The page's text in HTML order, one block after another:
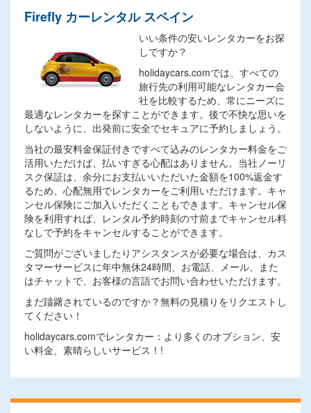
Firefly カーレンタル スペイン
いい条件の安いレンタカーをお探
しですか？
holidaycars.comでは、すべての
旅行先の利用可能なレンタカー会
社を比較するため、常にニーズに
最適なレンタカーを探すことができます。後で不快な思いを
しないように、出発前に安全でセキュアに予約しましょう。
当社の最安料金保証付きですべて込みのレンタカー料金をご
活用いただけば、払いすぎる心配はありません。当社ノーリ
スク保証は、余分にお支払いいただいた金額を100%返金す
るため、心配無用でレンタカーをご利用いただけます。キャ
ンセル保険にご加入いただくこともできます。キャンセル保
険を利用すれば、レンタル予約時刻の寸前までキャンセル料
なしで予約をキャンセルすることができます。
ご質問がございましたりアシスタンスが必要な場合は、カス
タマーサービスに年中無休24時間、お電話、メール、また
はチャットで、お客様の言語でお問い合わせいただけます。
まだ躊躇されているのですか？無料の見積りをリクエストし
てください！
holidaycars.comでレンタカー：より多くのオプション、安
い料金、素晴らしいサービス！!